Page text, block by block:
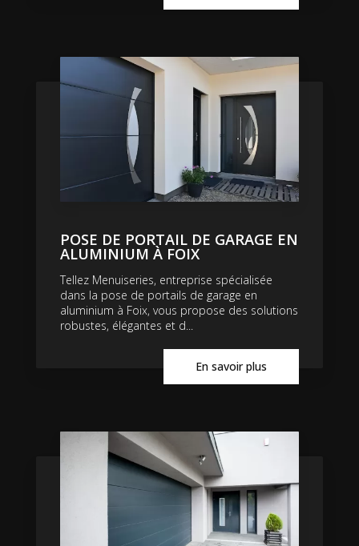
POSE DE PORTAIL DE GARAGE EN
ALUMINIUM À FOIX
Tellez Menuiseries, entreprise spécialisée
dans la pose de portails de garage en
aluminium à Foix, vous propose des solutions
robustes, élégantes et d...
En savoir plus